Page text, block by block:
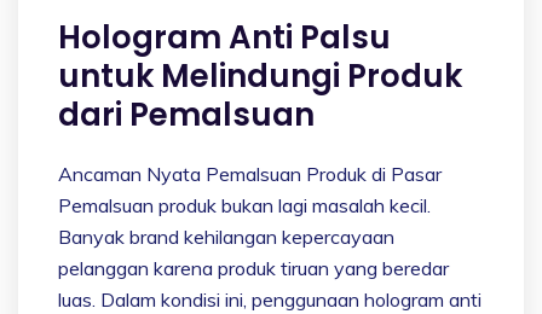
Hologram Anti Palsu
untuk Melindungi Produk
dari Pemalsuan
Ancaman Nyata Pemalsuan Produk di Pasar
Pemalsuan produk bukan lagi masalah kecil.
Banyak brand kehilangan kepercayaan
pelanggan karena produk tiruan yang beredar
luas. Dalam kondisi ini, penggunaan hologram anti